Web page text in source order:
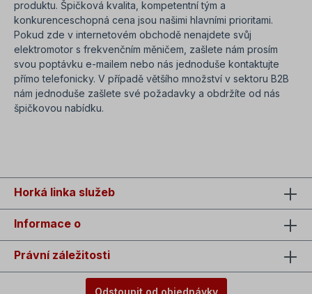
produktu. Špičková kvalita, kompetentní tým a
konkurenceschopná cena jsou našimi hlavními prioritami.
Pokud zde v internetovém obchodě nenajdete svůj
elektromotor s frekvenčním měničem, zašlete nám prosím
svou poptávku e-mailem nebo nás jednoduše kontaktujte
přímo telefonicky. V případě většího množství v sektoru B2B
nám jednoduše zašlete své požadavky a obdržíte od nás
špičkovou nabídku.
Horká linka služeb
Informace o
Právní záležitosti
Odstoupit od objednávky